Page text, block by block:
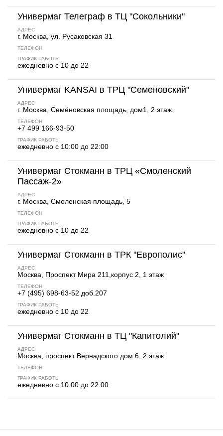
Универмаг Телеграф в ТЦ "Сокольники"
АДРЕС
г. Москва, ул. Русаковская 31
ТЕЛЕФОН
ГРАФИК РАБОТЫ
ежедневно с 10 до 22
Универмаг KANSAI в ТРЦ "Семеновский"
АДРЕС
г. Москва, Семёновская площадь, дом1, 2 этаж.
ТЕЛЕФОН
+7 499 166-93-50
ГРАФИК РАБОТЫ
ежедневно с 10:00 до 22:00
Универмаг Стокманн в ТРЦ «Смоленский
Пассаж-2»
АДРЕС
г. Москва, Смоленская площадь, 5
ТЕЛЕФОН
ГРАФИК РАБОТЫ
ежедневно с 10 до 22
Универмаг Стокманн в ТРК "Европолис"
АДРЕС
Москва, Проспект Мира 211,корпус 2, 1 этаж
ТЕЛЕФОН
+7 (495) 698-63-52 доб.207
ГРАФИК РАБОТЫ
ежедневно с 10 до 22
Универмаг Стокманн в ТЦ "Капитолий"
АДРЕС
Москва, проспект Вернадского дом 6, 2 этаж
ТЕЛЕФОН
ГРАФИК РАБОТЫ
ежедневно с 10.00 до 22.00